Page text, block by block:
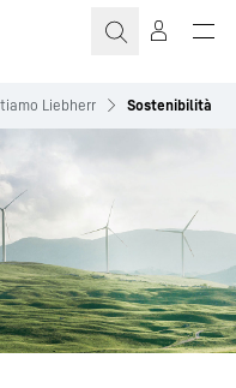
Liebherr Sostenibilità